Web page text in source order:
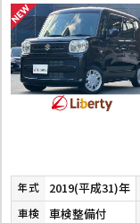
年式 2019(平成31)年
車検 車検整備付